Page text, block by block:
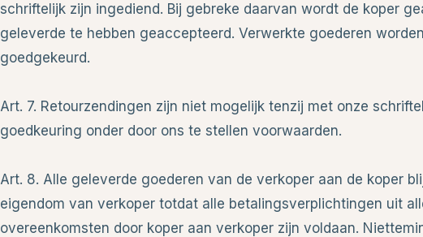
schriftelijk zijn ingediend. Bij gebreke daarvan wordt de koper
geleverde te hebben geaccepteerd. Verwerkte goederen
goedgekeurd.
Art. 7. Retourzendingen zijn niet mogelijk tenzij met onze
goedkeuring onder door ons te stellen voorwaarden.
Art. 8. Alle geleverde goederen van de verkoper aan de koper
eigendom van verkoper totdat alle betalingsverplichtingen uit
overeenkomsten door koper aan verkoper zijn voldaan.